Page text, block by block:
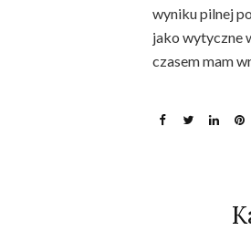
wyniku pilnej
jako wytyczne
czasem mam